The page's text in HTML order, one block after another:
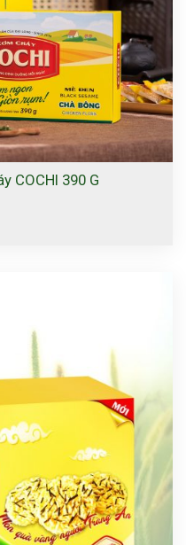
COCHI 390 G